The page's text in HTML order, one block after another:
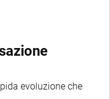
evoluzione che